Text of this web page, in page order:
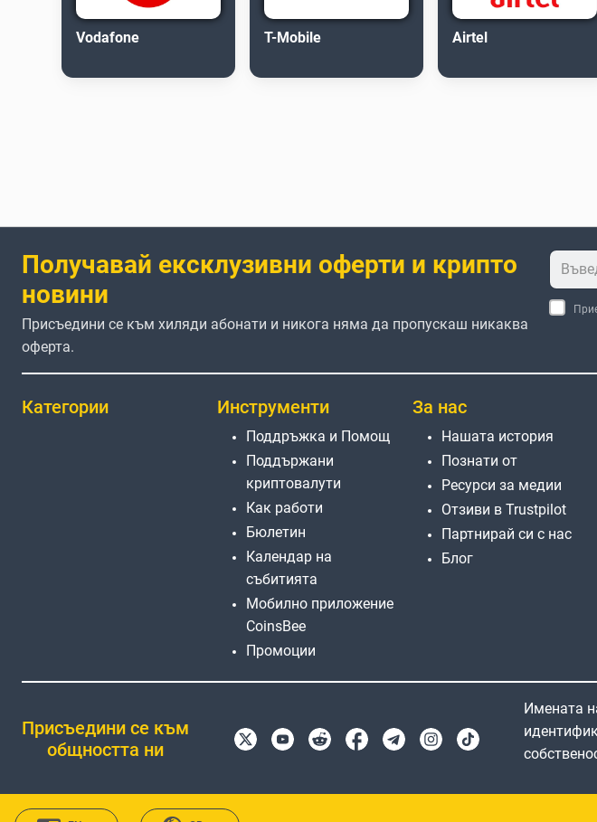
Vodafone T-Mobile Airtel
Получавай ексклузивни оферти и крипто
новини
Присъедини се към хиляди абонати и никога няма да пропускаш никаква
оферта.
Категории Инструменти
Поддръжка и Помощ
Поддържани
криптовалути
Как работи
Бюлетин
Календар на
събитията
Мобилно приложение
CoinsBee
Промоции
За нас
Нашата история
Познати от
Ресурси за медии
Отзиви в Trustpilot
Партнирай си с нас
Блог
Присъедини се към
общността ни
Имената